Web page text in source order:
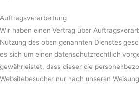
Auftragsverarbeitung
Wir haben einen Vertrag über
Nutzung des oben genannten Dienstes
es sich um einen datenschutzrechtlich
gewährleistet, dass dieser die
Websitebesucher nur nach unseren